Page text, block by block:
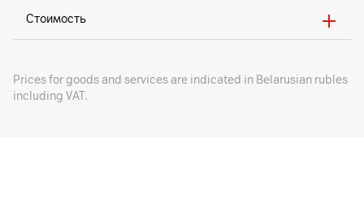
Стоимость
Prices for goods and services are indicated in Belarusian rubles
including VAT.